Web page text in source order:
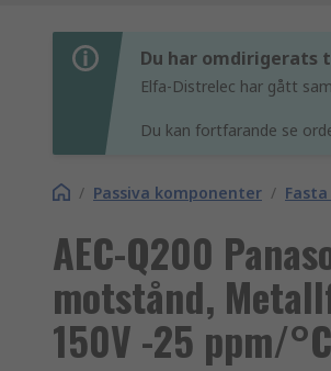
Du har omdirigerats
Elfa-Distrelec har gått
Du kan fortfarande se
/ Passiva komponenter /
AEC-Q200
motstånd,
150V -25 ppm/